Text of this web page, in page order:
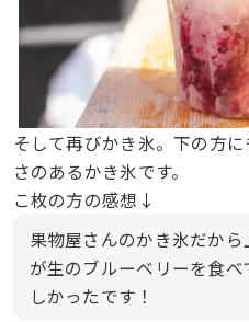
そして再びかき氷。下の方
さのあるかき氷です。
こ枚の方の感想↓
果物屋さんのかき氷だか
が生のブルーベリーを食
しかったです！